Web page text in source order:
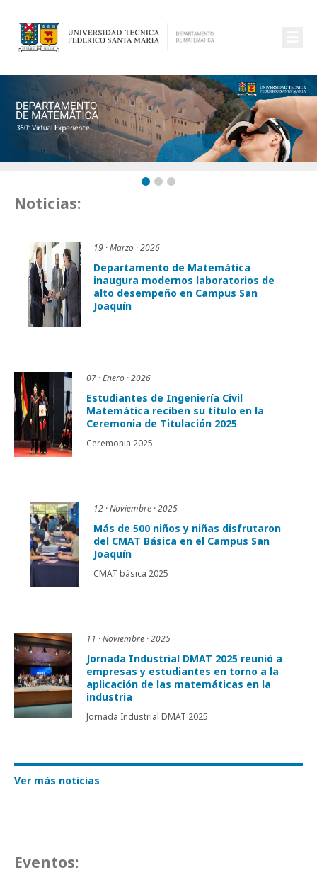
Noticias:
19 · Marzo · 2026
Departamento de Matemática
inaugura modernos laboratorios de
alto desempeño en Campus San
Joaquín
07 · Enero · 2026
Estudiantes de Ingeniería Civil
Matemática reciben su título en la
Ceremonia de Titulación 2025
Ceremonia 2025
12 · Noviembre · 2025
Más de 500 niños y niñas disfrutaron
del CMAT Básica en el Campus San
Joaquín
CMAT básica 2025
11 · Noviembre · 2025
Jornada Industrial DMAT 2025 reunió a
empresas y estudiantes en torno a la
aplicación de las matemáticas en la
industria
Jornada Industrial DMAT 2025
Ver más noticias
Eventos: